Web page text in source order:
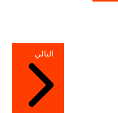
التالي